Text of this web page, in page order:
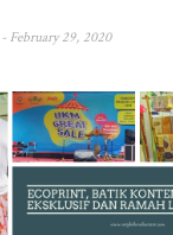
- February 29, 2020